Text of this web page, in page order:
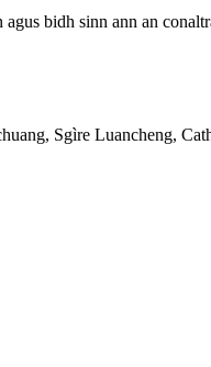
bidh sinn ann an
Sgìre Luancheng,